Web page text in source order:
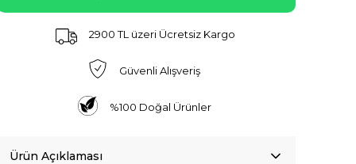
2900 TL üzeri Ücretsiz Kargo
Güvenli Alışveriş
%100 Doğal Ürünler
Ürün Açıklaması